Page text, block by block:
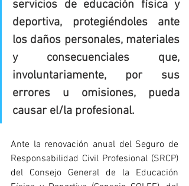
servicios de educación física y
deportiva, protegiéndoles ante
los daños personales, materiales
y consecuenciales que,
involuntariamente, por sus
errores u omisiones, pueda
causar el/la profesional.
Ante la renovación anual del Seguro de
Responsabilidad Civil Profesional (SRCP)
del Consejo General de la Educación